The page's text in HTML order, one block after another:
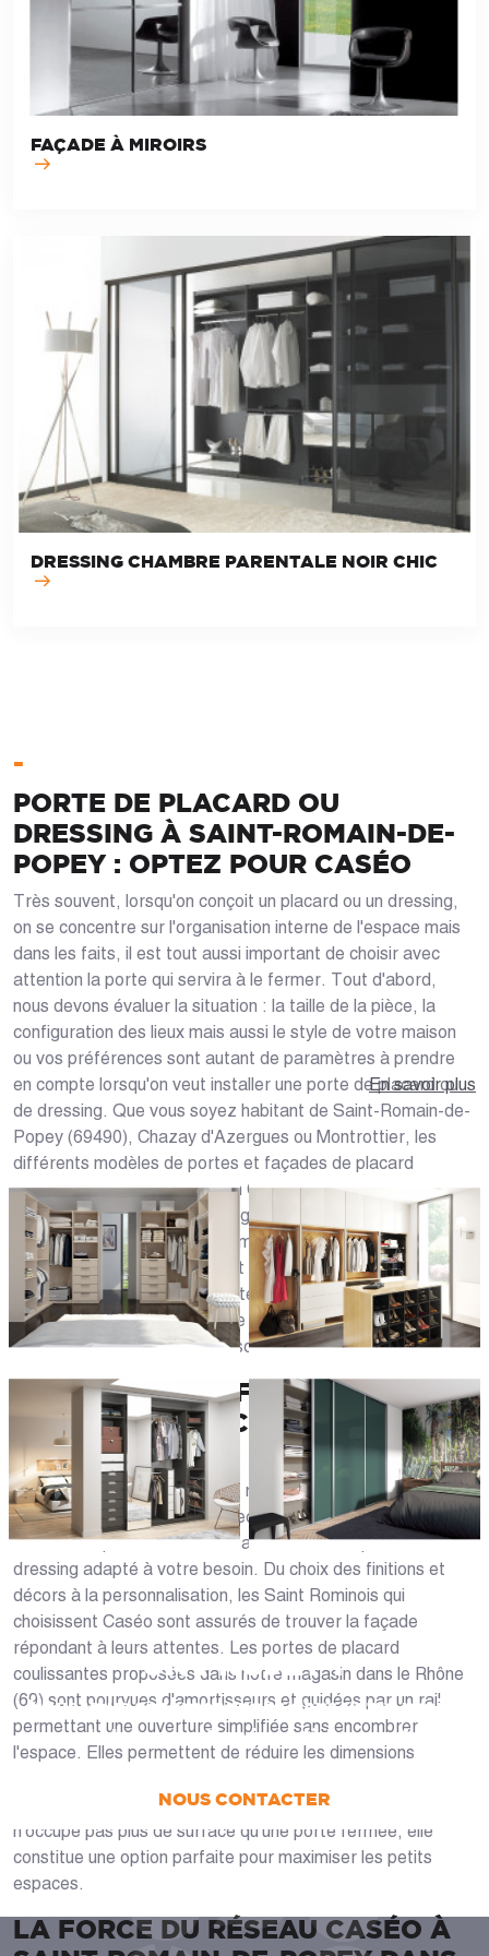
FAÇADE À MIROIRS
DRESSING CHAMBRE PARENTALE NOIR CHIC
-
PORTE DE PLACARD OU
DRESSING À SAINT-ROMAIN-DE-
POPEY : OPTEZ POUR CASÉO
Très souvent, lorsqu'on conçoit un placard ou un dressing,
on se concentre sur l'organisation interne de l'espace mais
dans les faits, il est tout aussi important de choisir avec
attention la porte qui servira à le fermer. Tout d'abord,
nous devons évaluer la situation : la taille de la pièce, la
configuration des lieux mais aussi le style de votre maison
ou vos préférences sont autant de paramètres à prendre
en compte lorsqu'on veut installer une porte de placard ou
de dressing. Que vous soyez habitant de Saint-Romain-de-
Popey (69490), Chazay d'Azergues ou Montrottier, les
différents modèles de portes et façades de placard
proposés dans notre magasin Caséo ou sur notre site web
vous permettront de créer la garde-robe dont vous avez
toujours rêvé. Notre offre comprend un large choix de
portes à la fois esthétiques et fonctionnelles. Toutes nos
façades et nos portes sont intégralement personnalisables
et pourront s'accorder avec le style de la pièce, les meubles
et équipements de votre maison.
UNE GAMME DE FAÇADES ET
PORTES DE PLACARD SUR
MESURE
En plus de vous proposer des menuiseries sur mesure
adaptées à vos contraintes techniques, nous vous offrons
un choix de personnalisations afin de créer le placard ou
dressing adapté à votre besoin. Du choix des finitions et
décors à la personnalisation, les Saint Rominois qui
choisissent Caséo sont assurés de trouver la façade
répondant à leurs attentes. Les portes de placard
coulissantes proposées dans notre magasin dans le Rhône
(69) sont pourvues d'amortisseurs et guidées par un rail
permettant une ouverture simplifiée sans encombrer
l'espace. Elles permettent de réduire les dimensions
aux maisons modernes. Comme la porte coulissante
n'occupe pas plus de surface qu'une porte fermée, elle
constitue une option parfaite pour maximiser les petits
espaces.
LA FORCE DU RÉSEAU CASÉO À
En savoir plus
UN PROJET ?
Nous vous accompagnons dans votre projet
de la conception jusqu’à la pose !
NOUS CONTACTER